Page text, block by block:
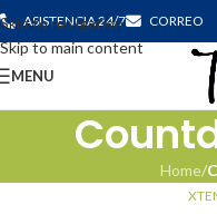
Skip to navigation
Skip to main content
ASISTENCIA 24/7 CORREO
MENU
Home/